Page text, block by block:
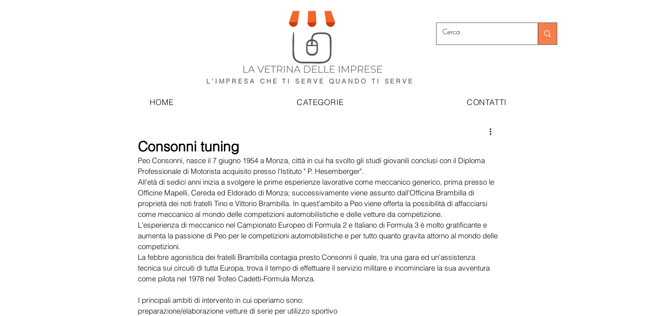
L'IMPRESA CHE TI SERVE QUANDO TI SERVE
HOME CATEGORIE CONTATTI
Consonni tuning
Peo Consonni, nasce il 7 giugno 1954 a Monza, città in cui ha svolto gli studi giovanili conclusi con il Diploma
Professionale di Motorista acquisito presso l'Istituto " P. Hesemberger".
All'età di sedici anni inizia a svolgere le prime esperienze lavorative come meccanico generico, prima presso le
Officine Mapelli, Cereda ed Eldorado di Monza; successivamente viene assunto dall'Officina Brambilla di
proprietà dei noti fratelli Tino e Vittorio Brambilla. In quest'ambito a Peo viene offerta la possibilità di affacciarsi
come meccanico al mondo delle competizioni automobilistiche e delle vetture da competizione.
L'esperienza di meccanico nel Campionato Europeo di Formula 2 e Italiano di Formula 3 è molto gratificante e
aumenta la passione di Peo per le competizioni automobilistiche e per tutto quanto gravita attorno al mondo delle
competizioni.
La febbre agonistica dei fratelli Brambilla contagia presto Consonni il quale, tra una gara ed un'assistenza
tecnica sui circuiti di tutta Europa, trova il tempo di effettuare il servizio militare e incominciare la sua avventura
come pilota nel 1978 nel Trofeo Cadetti-Formula Monza.
I principali ambiti di intervento in cui operiamo sono:
preparazione/elaborazione vetture di serie per utilizzo sportivo